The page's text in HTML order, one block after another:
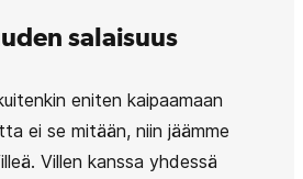
salaisuus
eniten kaipaamaan
ei se mitään, niin jäämme
Villen kanssa yhdessä